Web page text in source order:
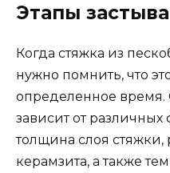
Этапы
Когда стяжка из
нужно помнить, что
определенное время.
зависит от различных
толщина слоя стяжки,
керамзита, а также